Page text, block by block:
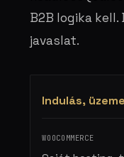
B2B logika
javaslat.
Indulás,